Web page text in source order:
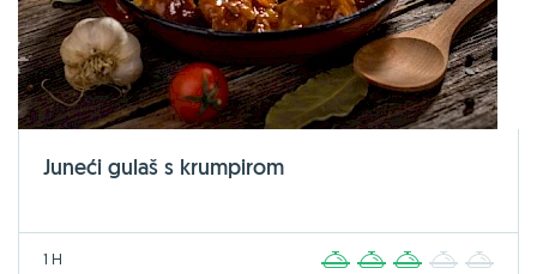
Juneći gulaš s krumpirom
1 H 2 3 4